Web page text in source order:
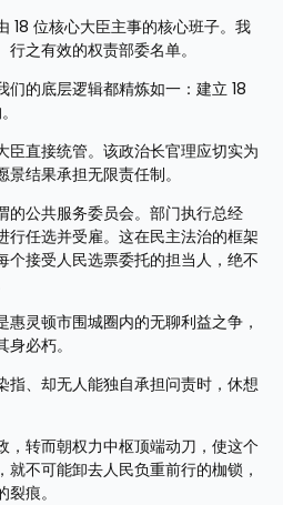
18 位核心大臣主事的核心班子。我
之有效的权责部委名单。
的底层逻辑都精炼如一：建立 18
臣直接统管。该政治长官理应切实为
结果承担无限责任制。
的公共服务委员会。部门执行总经
行任选并受雇。这在民主法治的框架
个接受人民选票委托的担当人，绝不
灵顿市围城圈内的无聊利益之争，
必朽。
指、却无人能独自承担问责时，休想
，转而朝权力中枢顶端动刀，使这个
不可能卸去人民负重前行的枷锁，
痕。